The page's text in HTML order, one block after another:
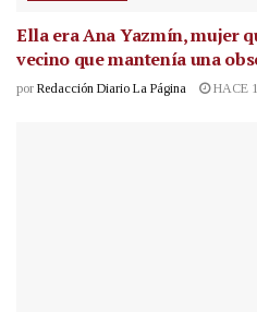
Ella era Ana Yazmín, mujer
vecino que mantenía una
por Redacción Diario La Página HACE